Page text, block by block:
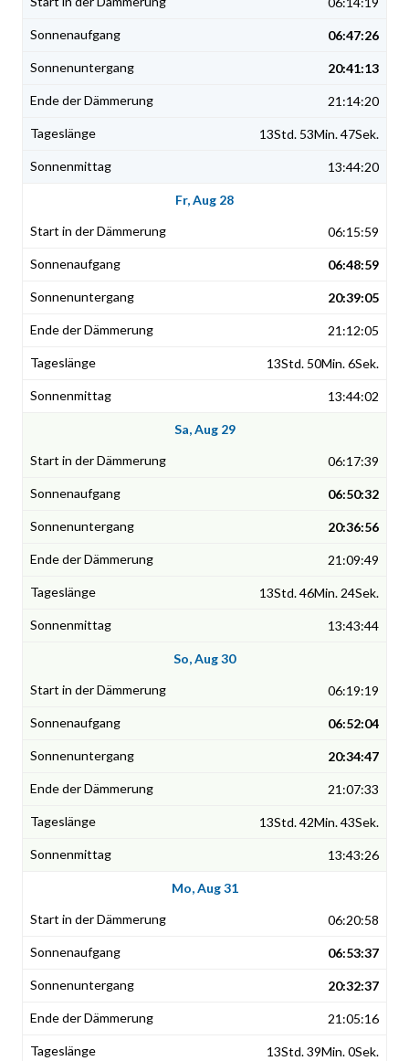
06:47:26
20:41:13
21:14:20
13Std. 53Min. 47Sek.
13:44:20
Fr, Aug 28
06:15:59
06:48:59
20:39:05
21:12:05
13Std. 50Min. 6Sek.
13:44:02
Sa, Aug 29
06:17:39
06:50:32
20:36:56
21:09:49
13Std. 46Min. 24Sek.
13:43:44
So, Aug 30
06:19:19
06:52:04
20:34:47
21:07:33
13Std. 42Min. 43Sek.
13:43:26
Mo, Aug 31
06:20:58
06:53:37
20:32:37
21:05:16
13Std. 39Min. 0Sek.